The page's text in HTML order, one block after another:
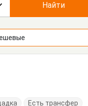
Найти
дешевые
Есть трансфер